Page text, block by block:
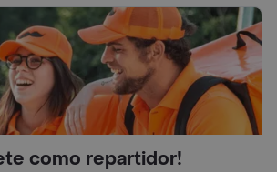
como repartidor!